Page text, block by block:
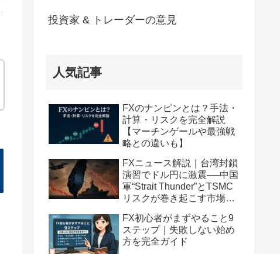
投資家 & トレーダーの意見
人気記事
FXのナンピンとは？手法・
計算・リスクを完全解説
【マーチンゲールや最強戦
略との違いも】
FXニュース解説｜台湾封鎖
演習でドル円に激震──中国
軍“Strait Thunder”とTSMC
リスクが巻き起こす市場の
FX初心者がまずやること9
ステップ｜失敗しない始め
方を完全ガイド